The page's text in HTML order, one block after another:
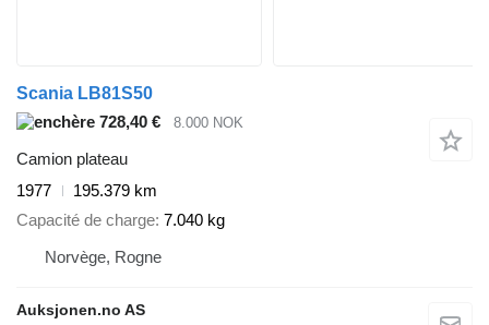
Scania LB81S50
728,40 €
8.000 NOK
Camion plateau
1977
195.379 km
Capacité de charge 7.040 kg
Norvège, Rogne
Auksjonen.no AS